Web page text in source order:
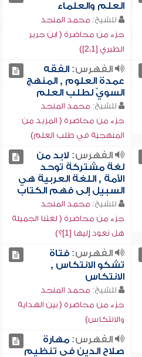
العلم والعلماء
للشيخ: محمد المنجد
جزء من محاضرة ( ابن جرير
الطبري [2،1])
الفهرس:الفقه
عمدة العلوم , المنهج
السويّ لطلب العلم
للشيخ: محمد المنجد
جزء من محاضرة ( المزيد من
المنهجية في طلب العلم)
الفهرس: لابد من
لغة مشتركة توحد
الأمة , اللغة العربية هي
السبيل إلى فهم الكتاب
للشيخ: محمد المنجد
جزء من محاضرة ( لغتنا الجميلة
هل نعود إليها [1]؟)
الفهرس:فتاة
تشكو الانتكاس ,
الانتكاس
للشيخ: محمد المنجد
جزء من محاضرة ( بين الهداية
والانتكاس)
الفهرس:مهارة
صلاح الدين في تنظيم